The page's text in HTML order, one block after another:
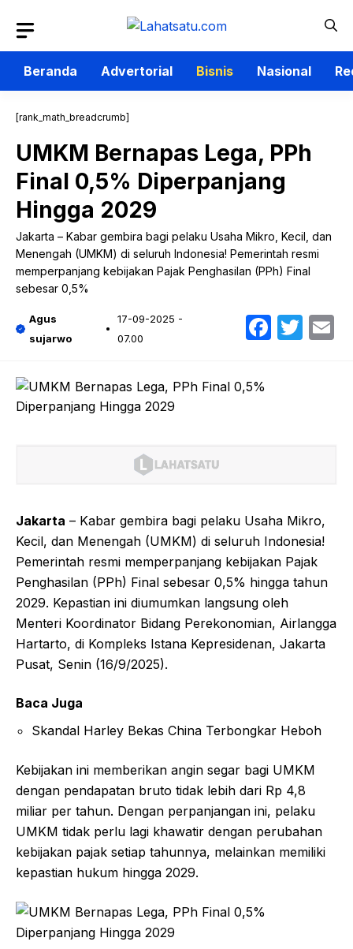
isi
Beranda
Advertorial Bisnis Nasional
[rank_math_breadcrumb]
UMKM Bernapas Lega, PPh
Final 0,5% Diperpanjang
Hingga 2029
Jakarta – Kabar gembira bagi pelaku Usaha Mikro, Kecil, dan
Menengah (UMKM) di seluruh Indonesia! Pemerintah resmi
memperpanjang kebijakan Pajak Penghasilan (PPh) Final
sebesar 0,5%
Agus
sujarwo
17-09-2025 -
07.00
Jakarta – Kabar gembira bagi pelaku Usaha Mikro,
Kecil, dan Menengah (UMKM) di seluruh Indonesia!
Pemerintah resmi memperpanjang kebijakan Pajak
Penghasilan (PPh) Final sebesar 0,5% hingga tahun
2029. Kepastian ini diumumkan langsung oleh
Menteri Koordinator Bidang Perekonomian, Airlangga
Hartarto, di Kompleks Istana Kepresidenan, Jakarta
Pusat, Senin (16/9/2025).
Baca Juga
Skandal Harley Bekas China Terbongkar Heboh
Kebijakan ini memberikan angin segar bagi UMKM
dengan pendapatan bruto tidak lebih dari Rp 4,8
miliar per tahun. Dengan perpanjangan ini, pelaku
UMKM tidak perlu lagi khawatir dengan perubahan
kebijakan pajak setiap tahunnya, melainkan memiliki
kepastian hukum hingga 2029.